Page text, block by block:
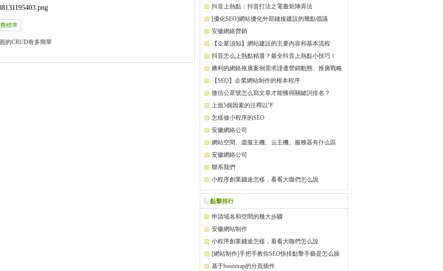
標準
的CRUD有多簡單
抖音上熱點：抖音打法之電臺矩陣弄法
[優化SEO]網站優化外部鏈接建設的幾點倡議
安徽網絡營銷
【企業須知】網站建設的主要內容和基本流程
抖音怎么上熱點精選？最全抖音上熱點小技巧！
勝利的網絡推廣案例需求謹遵營銷動態、推廣戰略
【SEO】企業網站制作的根本程序
微信公眾號怎么寫文章才能獲得關鍵詞排名？
上面5個因素的注釋以下
怎樣做小程序的SEO
安徽網絡公司
網站空間、虛擬主機、云主機、服務器有什么區
別？如何選擇？
安徽網絡公司
聯系我們
小程序創業錢途怎樣，看看大咖們怎么說
點擊排行
申請域名和空間的幾大步驟
安徽網站制作
小程序創業錢途怎樣，看看大咖們怎么說
[網站制作]手把手教你SEO快排點擊手藝是怎么操
縱的基于bootstrap的分頁插件